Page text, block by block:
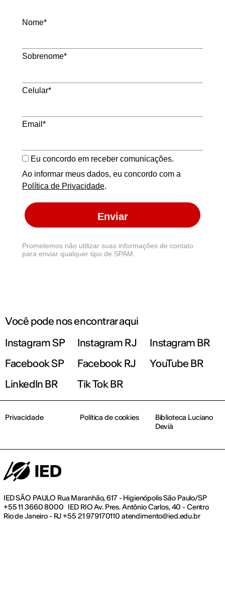
Nome*
Sobrenome*
Celular*
Email*
Eu concordo em receber comunicações.
Ao informar meus dados, eu concordo com a
Política de Privacidade.
Enviar
Prometemos não utilizar suas informações de contato
para enviar qualquer tipo de SPAM.
Você pode nos encontrar aqui
Instagram SP
Instagram RJ
Instagram BR
Facebook SP
Facebook RJ
YouTube BR
LinkedIn BR
Tik Tok BR
IED SÃO PAULO Rua Maranhão, 617 - Higienópolis São Paulo/SP
+55 11 3660 8000 IED RIO Av. Pres. Antônio Carlos, 40 - Centro
Rio de Janeiro - RJ +55 21 979170110 atendimento@ied.edu.br
Privacidade Política de cookies
Biblioteca Luciano
Devià